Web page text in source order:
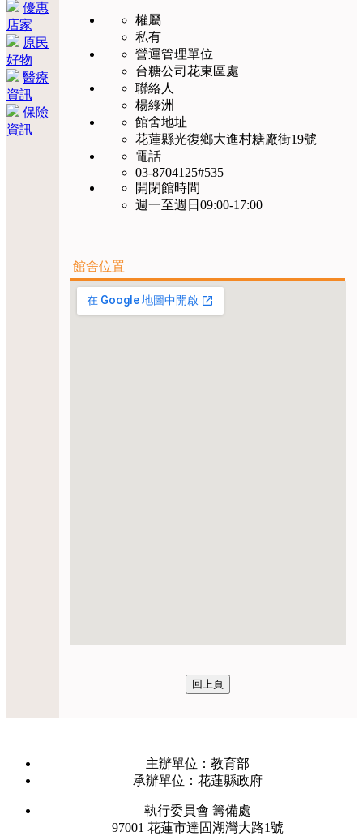
優惠
店家
原民
好物
醫療
資訊
保險
資訊
權屬
私有
營運管理單位
台糖公司花東區處
聯絡人
楊綠洲
館舍地址
花蓮縣光復鄉大進村糖廠街19號
電話
03-8704125#535
開閉館時間
週一至週日09:00-17:00
館舍位置
主辦單位：教育部
承辦單位：花蓮縣政府
執行委員會 籌備處
97001 花蓮市達固湖灣大路1號